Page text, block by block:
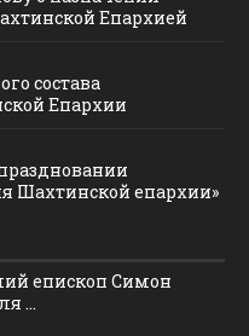
Епархией
состава
Епархии
Шахтинской епархии»
епископ Симон
...